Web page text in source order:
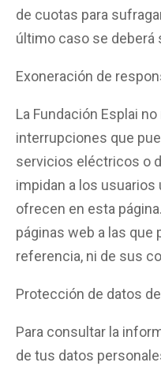
de cuotas para
último caso se deberá
Exoneración de
La Fundación Esplai
interrupciones que
servicios eléctricos o
impidan a los
ofrecen en esta
páginas web a las que
referencia, ni de sus
Protección de datos
Para consultar la
de tus datos